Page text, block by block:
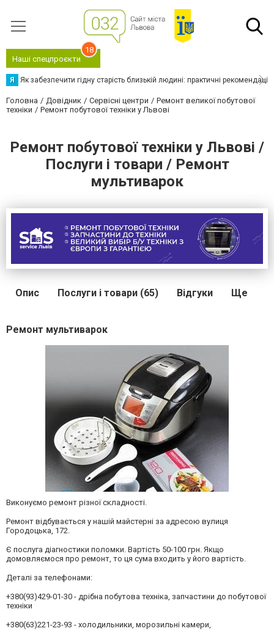
Наші спецпроєкти
18
Я Як забезпечити гідну старість близькій людині: практичні рекомендації
Головна Довідник Сервісні центри
Ремонт великої побутової
техніки
Ремонт побутової техніки у Львові
Ремонт побутової техніки у Львові /
Послуги і товари / Ремонт
мультиварок
Опис Послуги і товари (65) Відгуки Ще
Ремонт мультиварок
Виконуємо ремонт різної складності.
Ремонт відбувається у нашій майстерні за адресою вулиця
Городоцька, 172.
Є послуга діагностики поломки. Вартість 50-100 грн. Якщо
домовляємося про ремонт, то ця сума входить у його вартість.
Деталі за телефонами:
+380(93)429-01-30 - дрібна побутова техніка, запчастини до побутової
техніки
+380(63)221-23-93 - холодильники, морозильні камери,